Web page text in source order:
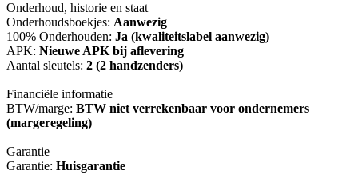
Onderhoud, historie en staat
Onderhoudsboekjes: Aanwezig
100% Onderhouden: Ja (kwaliteitslabel aanwezig)
APK: Nieuwe APK bij aflevering
Aantal sleutels: 2 (2 handzenders)
Financiële informatie
BTW/marge: BTW niet verrekenbaar voor ondernemers
(margeregeling)
Garantie
Garantie: Huisgarantie